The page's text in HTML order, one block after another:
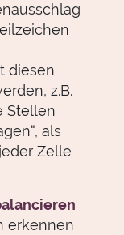
diesen
z.B.
Stellen
als
Zelle
erkennen